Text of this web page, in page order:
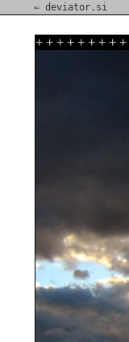
⇐ deviator.si
+ + + + + + + + +